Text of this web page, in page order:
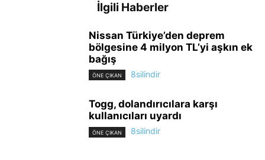
İlgili Haberler
Nissan Türkiye’den deprem
bölgesine 4 milyon TL’yi aşkın ek
bağış
ÖNE ÇIKAN 8silindir
Togg, dolandırıcılara karşı
kullanıcıları uyardı
ÖNE ÇIKAN 8silindir